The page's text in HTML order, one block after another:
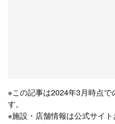
※この記事は2024年3月時点で
す。
※施設・店舗情報は公式サイ